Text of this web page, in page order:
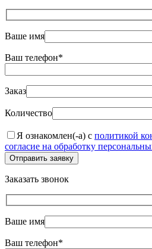
Ваше имя
Ваш телефон*
Заказ
Количество
Я ознакомлен(-а) с политикой
согласие на обработку
Отправить заявку
Заказать звонок
Ваше имя
Ваш телефон*